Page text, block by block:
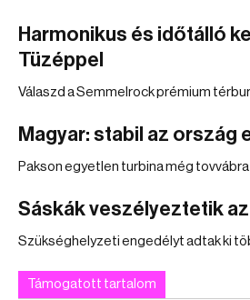
Harmonikus és időtálló
Tüzéppel
Válaszd a Semmelrock prémium
Magyar: stabil az ország
Pakson egyetlen turbina még
Sáskák veszélyeztetik
Szükséghelyzeti engedélyt adtak ki
Támogatott tartalom